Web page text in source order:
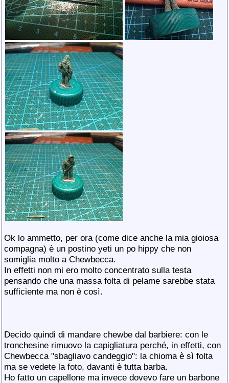
Ok lo ammetto, per ora (come dice anche la mia gioiosa
compagna) è un postino yeti un po hippy che non
somiglia molto a Chewbecca.
In effetti non mi ero molto concentrato sulla testa
pensando che una massa folta di pelame sarebbe stata
sufficiente ma non è così.
Decido quindi di mandare chewbe dal barbiere: con le
tronchesine rimuovo la capigliatura perché, in effetti, con
Chewbecca "sbagliavo candeggio": la chioma è sì folta
ma se vedete la foto, davanti è tutta barba.
Ho fatto un capellone ma invece dovevo fare un barbone